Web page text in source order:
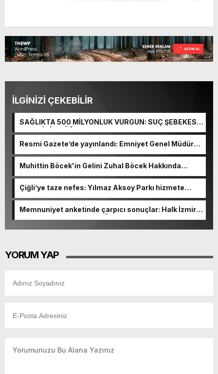
İLGİNİZİ ÇEKEBİLİR
SAĞLIKTA 500 MİLYONLUK VURGUN: SUÇ ŞEBEKESİ
KAÇIŞ İÇİN DÜĞMEYE BASTI!
Resmi Gazete’de yayınlandı: Emniyet Genel Müdürü
görevden alındı!
Muhittin Böcek'in Gelini Zuhal Böcek Hakkında
Gözaltı Kararı!
Çiğli’ye taze nefes: Yılmaz Aksoy Parkı hizmete
Memnuniyet anketinde çarpıcı sonuçlar: Halk İzmirli
başkanlardan memnun, Ömer Eşki ilk sırada
YORUM YAP